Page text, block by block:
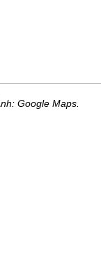
Google Maps.